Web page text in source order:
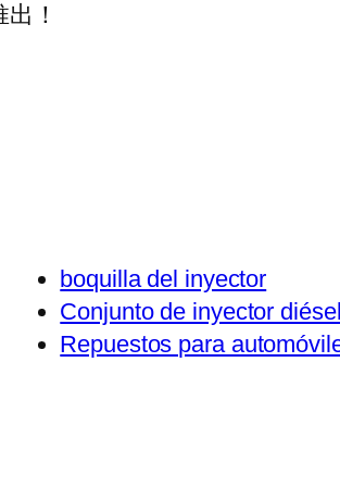
！
boquilla del inyector
Conjunto de inyector diésel
Repuestos para